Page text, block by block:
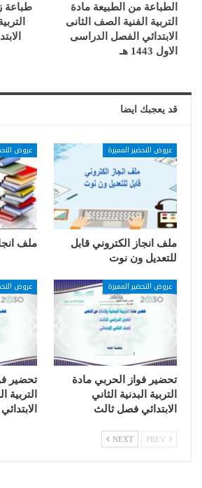
الطباعة من الطبيعة مادة
التربية الفنية الصف الثانى
الابتدائي الفصل الدراسى
الاول 1443 هـ
طباعة
قد يعجبك ايضا
عروض التحضير المميزة
ملف انجاز الكتروني قابل
للتعديل ون نوت
عروض
ملف
عروض التحضير المميزة
تحضير فواز الحربي مادة
التربية البدنية الثاني
الابتدائي فصل ثالث
عروض
تحضير
التربية
NEXT